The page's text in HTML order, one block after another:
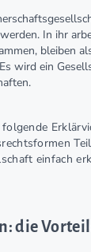
In ihr
bleiben
wird ein
Teil
einfach
die